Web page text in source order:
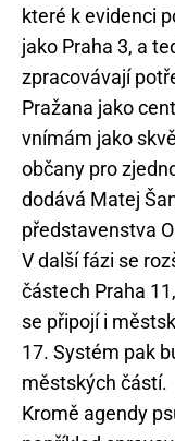
které k evidenci
jako Praha 3, a
zpracovávají
Pražana jako
vnímám jako
občany pro
dodává Matej
představenstva
V další fázi se
částech Praha
se připojí i
17. Systém pak
městských částí.
Kromě agendy